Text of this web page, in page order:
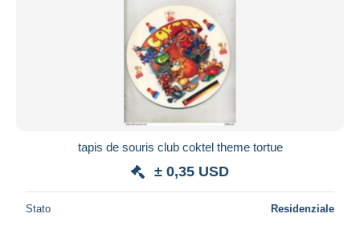
tapis de souris club coktel theme tortue
± 0,35 USD
Stato Residenziale